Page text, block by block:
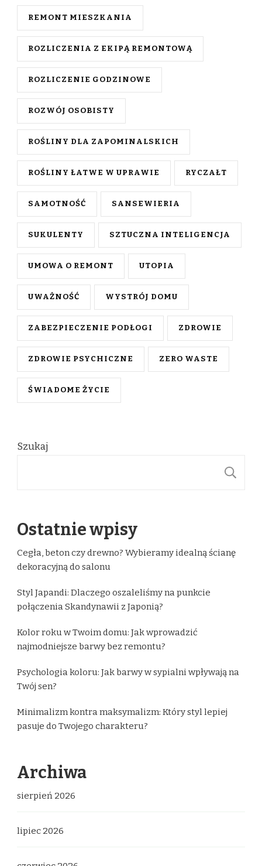
REMONT MIESZKANIA
ROZLICZENIA Z EKIPĄ REMONTOWĄ
ROZLICZENIE GODZINOWE
ROZWÓJ OSOBISTY
ROŚLINY DLA ZAPOMINALSKICH
ROŚLINY ŁATWE W UPRAWIE RYCZAŁT
SAMOTNOŚĆ SANSEWIERIA
SUKULENTY SZTUCZNA INTELIGENCJA
UMOWA O REMONT UTOPIA
UWAŻNOŚĆ WYSTRÓJ DOMU
ZABEZPIECZENIE PODŁOGI ZDROWIE
ZDROWIE PSYCHICZNE ZERO WASTE
ŚWIADOME ŻYCIE
Szukaj
Ostatnie wpisy
Cegła, beton czy drewno? Wybieramy idealną ścianę
dekoracyjną do salonu
Styl Japandi: Dlaczego oszaleliśmy na punkcie
połączenia Skandynawii z Japonią?
Kolor roku w Twoim domu: Jak wprowadzić
najmodniejsze barwy bez remontu?
Psychologia koloru: Jak barwy w sypialni wpływają na
Twój sen?
Minimalizm kontra maksymalizm: Który styl lepiej
pasuje do Twojego charakteru?
Archiwa
sierpień 2026
lipiec 2026